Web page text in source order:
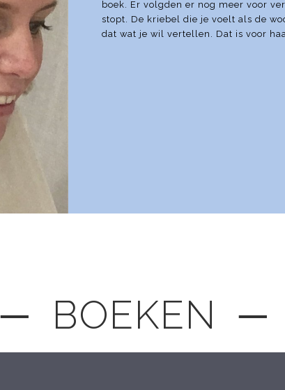
boek. Er volgden er nog meer voor
stopt. De kriebel die je voelt als de
dat wat je wil vertellen. Dat is voor
─ BOEKEN ─